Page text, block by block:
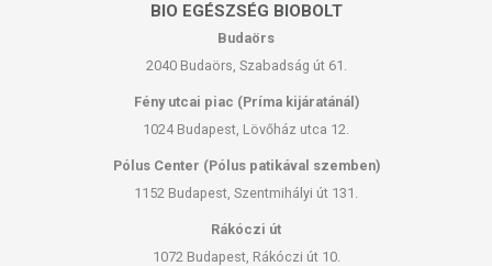
BIO EGÉSZSÉG BIOBOLT
Budaörs
2040 Budaörs, Szabadság út 61.
Fény utcai piac (Príma kijáratánál)
1024 Budapest, Lövőház utca 12.
Pólus Center (Pólus patikával szemben)
1152 Budapest, Szentmihályi út 131.
Rákóczi út
1072 Budapest, Rákóczi út 10.